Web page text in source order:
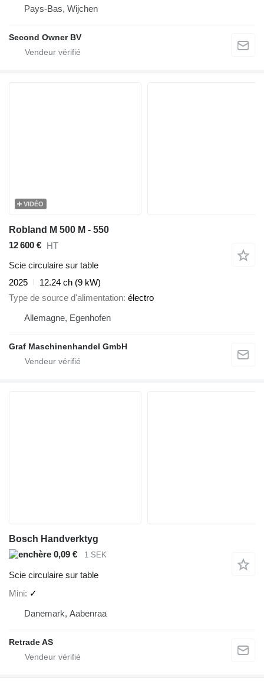
Pays-Bas, Wijchen
Second Owner BV
VIDÉO
Robland M 500 M - 550
12 600 € HT
Scie circulaire sur table
2025
12.24 ch (9 kW)
Type de source d'alimentation électro
Allemagne, Egenhofen
Graf Maschinenhandel GmbH
Bosch Handverktyg
0,09 €
1 SEK
Scie circulaire sur table
Mini ✓
Danemark, Aabenraa
Retrade AS